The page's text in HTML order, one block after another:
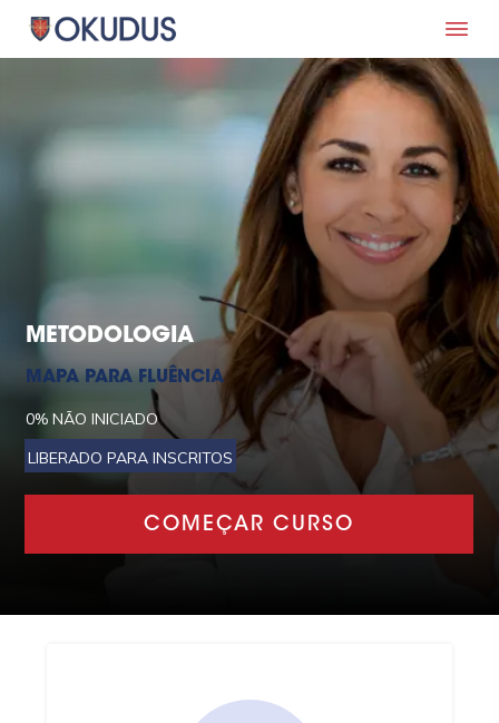
METODOLOGIA
MAPA PARA FLUÊNCIA
0% NÃO INICIADO
LIBERADO PARA INSCRITOS
COMEÇAR CURSO